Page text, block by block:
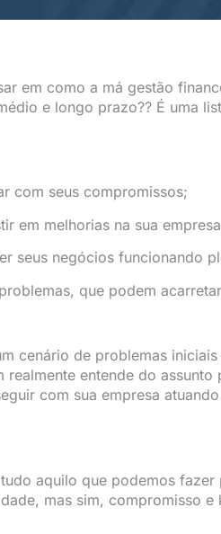
em como a má gestão
e longo prazo?? É uma
com seus compromissos;
em melhorias na sua
seus negócios funcionando
que podem
cenário de problemas
realmente entende do
com sua empresa
aquilo que podemos
mas sim, compromisso